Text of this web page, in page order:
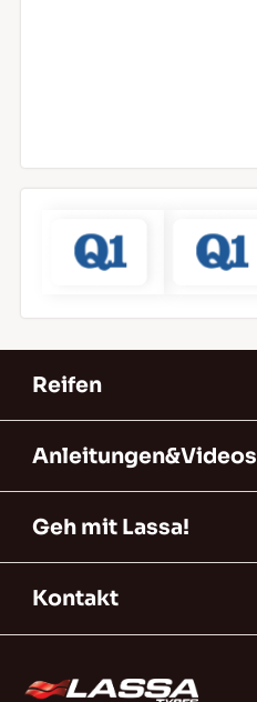
Reifen
Anleitungen&Videos
Geh mit Lassa!
Kontakt